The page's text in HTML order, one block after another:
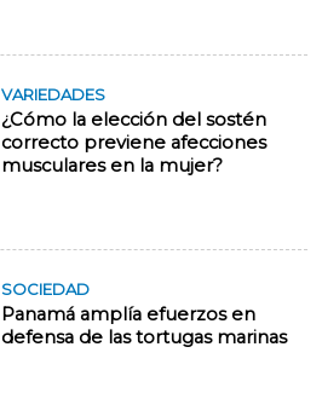
VARIEDADES
¿Cómo la elección del sostén
correcto previene afecciones
musculares en la mujer?
SOCIEDAD
Panamá amplía efuerzos en
defensa de las tortugas marinas